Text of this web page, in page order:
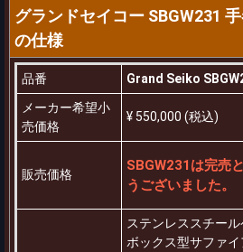
グランドセイコー SBGW231
の仕様
品番
Grand Seiko
メーカー希望小
売価格
¥ 550,000 (税込)
販売価格
SBGW231は完売
うございました。
ステンレススチール
ボックス型サファ